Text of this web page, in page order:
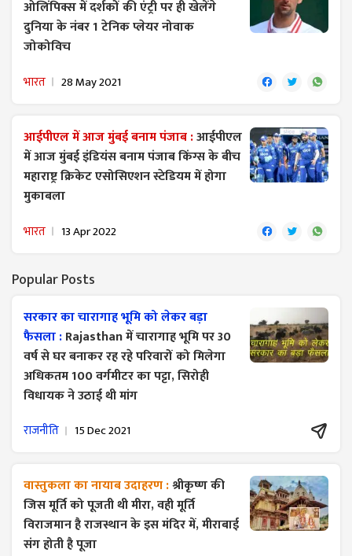
ओलिंपिक्स में दर्शकों की एंट्री पर ही खेलेंगे
दुनिया के नंबर 1 टेनिक प्लेयर नोवाक
जोकोविच
भारत 28 May 2021
आईपीएल में आज मुंबई बनाम पंजाब :आईपीएल
में आज मुंबई इंडियंस बनाम पंजाब किंग्स के बीच
महाराष्ट्र क्रिकेट एसोसिएशन स्टेडियम में होगा
मुकाबला
भारत 13 Apr 2022
Popular Posts
सरकार का चारागाह भूमि को लेकर बड़ा
फैसला :Rajasthan में चारागाह भूमि पर 30
वर्ष से घर बनाकर रह रहे परिवारों को मिलेगा
अधिकतम 100 वर्गमीटर का पट्टा, सिरोही
विधायक ने उठाई थी मांग
राजनीति 15 Dec 2021
वास्तुकला का नायाब उदाहरण :श्रीकृष्ण की
जिस मूर्ति को पूजती थी मीरा, वही मूर्ति
विराजमान है राजस्थान के इस मंदिर में, मीराबाई
संग होती है पूजा